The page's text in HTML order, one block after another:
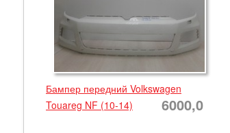
Бампер передний Volkswagen
Touareg NF (10-14)
6000,0